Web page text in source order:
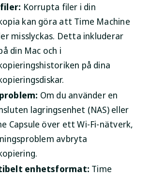
Korrupta filer i din
kan göra att Time Machine
misslyckas. Detta inkluderar
din Mac och i
på dina
Om du använder en
lagringsenhet (NAS) eller
Capsule över ett Wi-Fi-nätverk,
avbryta
enhetsformat: Time